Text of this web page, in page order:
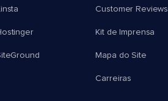
Customer Reviews
Kit de Imprensa
Mapa do Site
Carreiras